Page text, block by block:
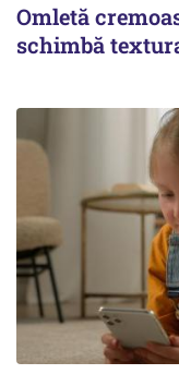
Omletă
schimbă